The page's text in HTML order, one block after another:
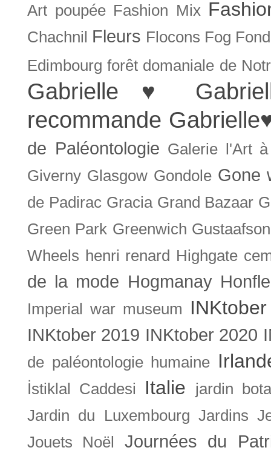
Art poupée Fashion Mix
Chachnil Fleurs Flocons Fog
Edimbourg forêt domaniale de
Gabrielle ♥
recommande
de Paléontologie Galerie l'Art
Giverny Glasgow Gondole Gone
de Padirac Gracia Grand Bazaar
Green Park Greenwich Gustaafson
Wheels henri renard Highgate
de la mode Hogmanay
Imperial war museum INKtober
INKtober 2019 INKtober 2020
de paléontologie humaine
İstiklal Caddesi Italie
jardin
Jardin du Luxembourg Jardins
Jouets Noël
Journées du